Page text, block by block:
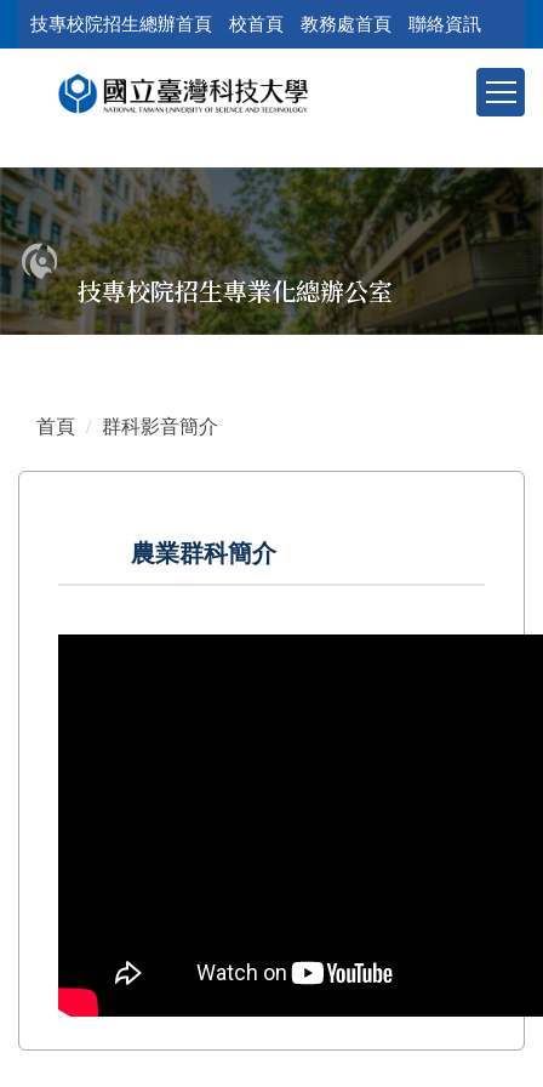
到
容
區
塊
技專校院招生總辦首頁 校首頁 教務處首頁 聯絡資訊
技專校院招生專業化總辦公室
首頁 群科影音簡介
農業群科簡介